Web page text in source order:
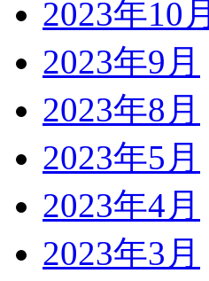
2023年10月
2023年9月
2023年8月
2023年5月
2023年4月
2023年3月